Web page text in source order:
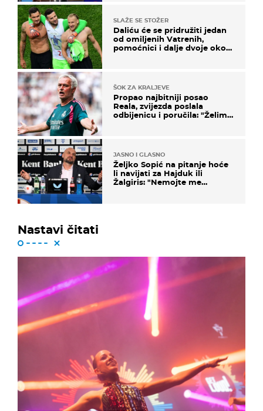
SLAŽE SE STOŽER
Daliću će se pridružiti jedan
od omiljenih Vatrenih,
pomoćnici i dalje dvoje oko
ŠOK ZA KRALJEVE
Propao najbitniji posao
Reala, zvijezda poslala
odbijenicu i poručila: "Želim
JASNO I GLASNO
Željko Sopić na pitanje hoće
li navijati za Hajduk ili
Žalgiris: "Nemojte me
Nastavi čitati